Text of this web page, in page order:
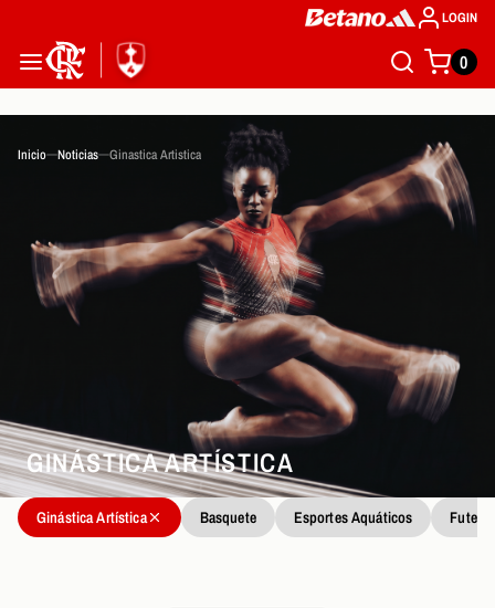
LOGIN
0
Inicio Noticias Ginastica Artistica
GINÁSTICA ARTÍSTICA
Ginástica Artística Basquete Esportes Aquáticos